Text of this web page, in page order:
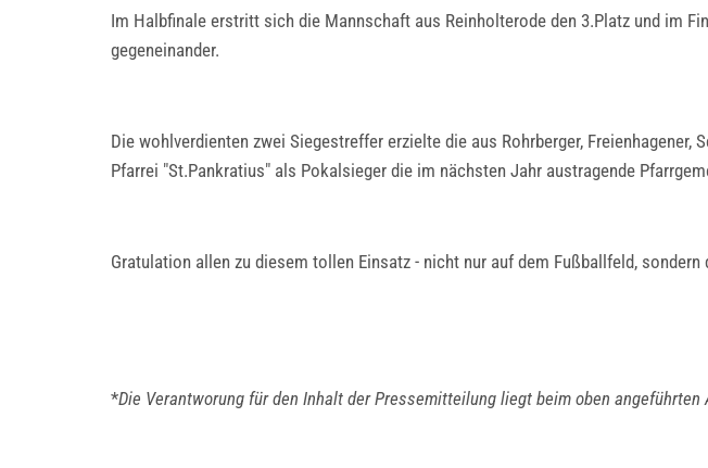
Im Halbfinale erstritt sich die Mannschaft aus Reinholterode den 3.Platz und im
gegeneinander.
Die wohlverdienten zwei Siegestreffer erzielte die aus Rohrberger,
Pfarrei "St.Pankratius" als Pokalsieger die im nächsten Jahr austragende
Gratulation allen zu diesem tollen Einsatz - nicht nur auf dem Fußballfeld,
*Die Verantworung für den Inhalt der Pressemitteilung liegt beim oben angeführten